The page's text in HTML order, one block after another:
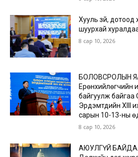
Хууль зүй,
шуурхай
8 сар 10, 2026
БОЛОВСРОЛЫН
Ерөнхийлөгчийн
байгуулж
Эрдэмтдийн XIII
сарын 10-13-ны
8 сар 10, 2026
АЮУЛГҮЙ